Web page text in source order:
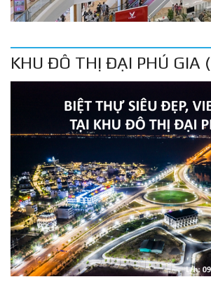
KHU ĐÔ THỊ ĐẠI PHÚ GIA